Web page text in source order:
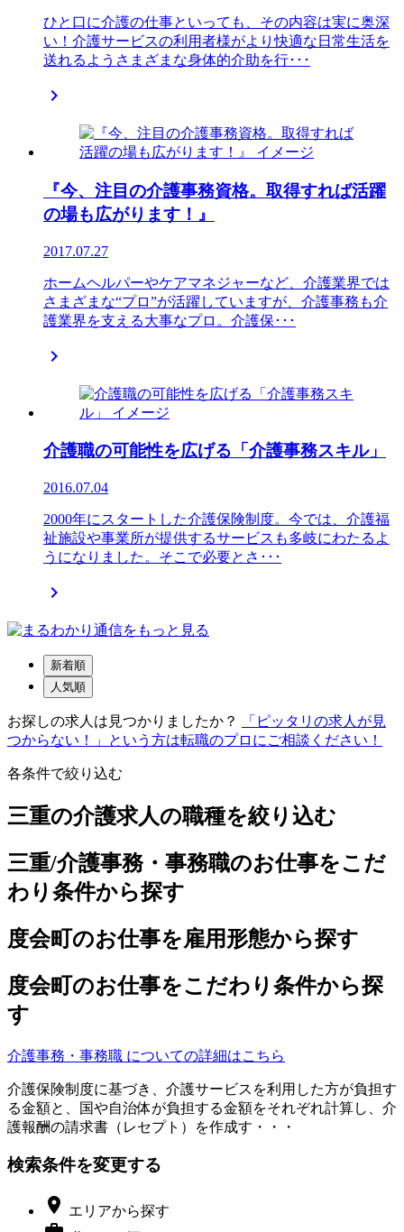
ひと口に介護の仕事といっても、その内容は実に奥深
い！介護サービスの利用者様がより快適な日常生活を
送れるようさまざまな身体的介助を行･･･

『今、注目の介護事務資格。取得すれば活躍
の場も広がります！』
2017.07.27
ホームヘルパーやケアマネジャーなど、介護業界では
さまざまな“プロ”が活躍していますが、介護事務も介
護業界を支える大事なプロ。介護保･･･

介護職の可能性を広げる「介護事務スキル」
2016.07.04
2000年にスタートした介護保険制度。今では、介護福
祉施設や事業所が提供するサービスも多岐にわたるよ
うになりました。そこで必要とさ･･･

新着順
人気順
お探しの求人は見つかりましたか？
「ピッタリの求人が見
つからない！」という方は転職のプロにご相談ください！
各条件で絞り込む
三重の介護求人の職種を絞り込む
三重/介護事務・事務職のお仕事をこだ
わり条件から探す
度会町のお仕事を雇用形態から探す
度会町のお仕事をこだわり条件から探
す
介護事務・事務職 についての詳細はこちら
介護保険制度に基づき、介護サービスを利用した方が負担す
る金額と、国や自治体が負担する金額をそれぞれ計算し、介
護報酬の請求書（レセプト）を作成す・・・
検索条件を変更する
 エリアから探す